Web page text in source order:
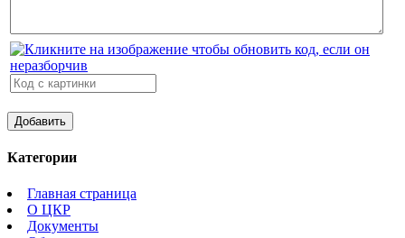
Категории
Главная страница
О ЦКР
Документы